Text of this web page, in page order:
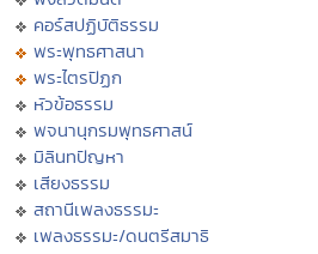
คอร์สปฏิบัติธรรม
พระพุทธศาสนา
พระไตรปิฏก
หัวข้อธรรม
พจนานุกรมพุทธศาสน์
มิลินทปัญหา
เสียงธรรม
สถานีเพลงธรรมะ
เพลงธรรมะ/ดนตรีสมาธิ